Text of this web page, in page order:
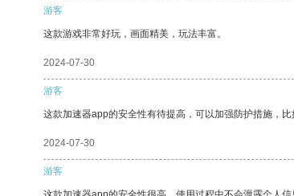
游客
这款游戏非常好玩，画面精美，玩法丰富。
2024-07-30
游客
这款加速器app的安全性有待提高，可以加强防护措施，比
2024-07-30
游客